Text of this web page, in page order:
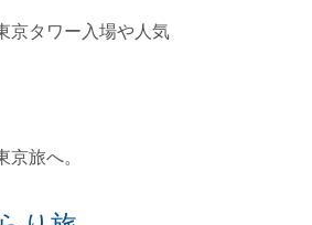
京タワー入場や人気
旅へ。